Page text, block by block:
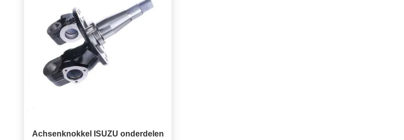
Achsenknokkel ISUZU onderdelen